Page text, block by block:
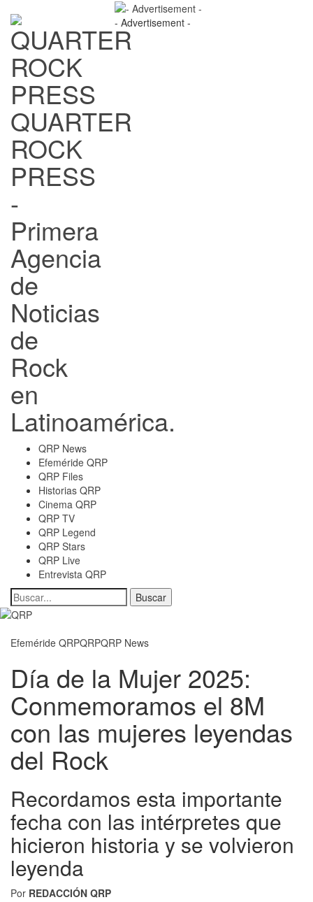
QUARTER
ROCK
PRESS
-
Primera
Agencia
de
Noticias
de
Rock
en
Latinoamérica.
- Advertisement -
QRP News
Efeméride QRP
QRP Files
Historias QRP
Cinema QRP
QRP TV
QRP Legend
QRP Stars
QRP Live
Entrevista QRP
Efeméride QRPQRPQRP News
Día de la Mujer 2025:
Conmemoramos el 8M
con las mujeres leyendas
del Rock
Recordamos esta importante
fecha con las intérpretes que
hicieron historia y se volvieron
leyenda
Por REDACCIÓN QRP